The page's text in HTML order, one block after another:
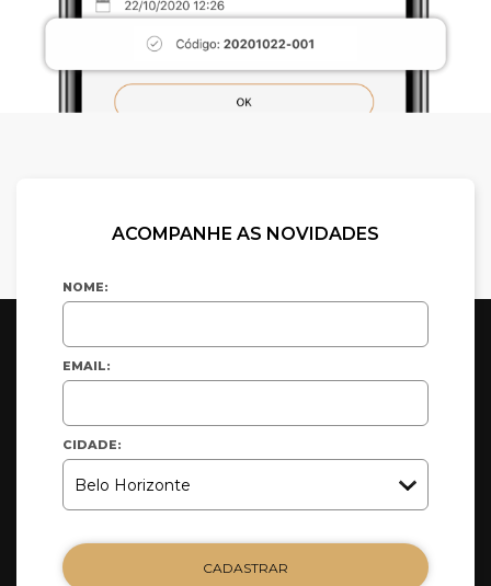
ACOMPANHE AS NOVIDADES
NOME:
EMAIL:
CIDADE:
CADASTRAR